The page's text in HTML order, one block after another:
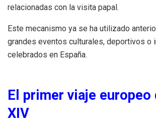
relacionadas con la visita papal.
Este mecanismo ya se ha utilizado
grandes eventos culturales, deportivos o
celebrados en España.
El primer viaje europeo
XIV